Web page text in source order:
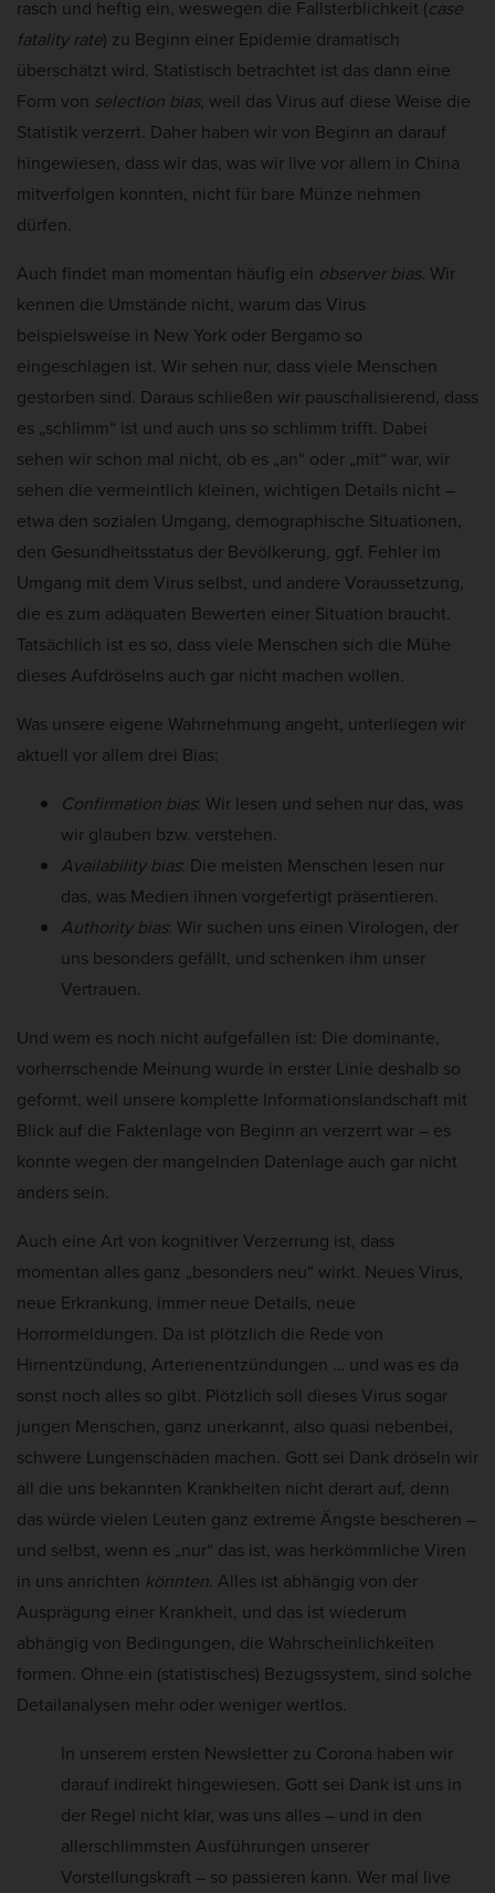
rasch und heftig ein, weswegen die Fallsterblichkeit (case
fatality rate) zu Beginn einer Epidemie dramatisch
überschätzt wird. Statistisch betrachtet ist das dann eine
Form von selection bias, weil das Virus auf diese Weise die
Statistik verzerrt. Daher haben wir von Beginn an darauf
hingewiesen, dass wir das, was wir live vor allem in China
mitverfolgen konnten, nicht für bare Münze nehmen
dürfen.
Auch findet man momentan häufig ein observer bias. Wir
kennen die Umstände nicht, warum das Virus
beispielsweise in New York oder Bergamo so
eingeschlagen ist. Wir sehen nur, dass viele Menschen
gestorben sind. Daraus schließen wir pauschalisierend, dass
es „schlimm“ ist und auch uns so schlimm trifft. Dabei
sehen wir schon mal nicht, ob es „an“ oder „mit“ war, wir
sehen die vermeintlich kleinen, wichtigen Details nicht –
etwa den sozialen Umgang, demographische Situationen,
den Gesundheitsstatus der Bevölkerung, ggf. Fehler im
Umgang mit dem Virus selbst, und andere Voraussetzung,
die es zum adäquaten Bewerten einer Situation braucht.
Tatsächlich ist es so, dass viele Menschen sich die Mühe
dieses Aufdröselns auch gar nicht machen wollen.
Was unsere eigene Wahrnehmung angeht, unterliegen wir
aktuell vor allem drei Bias:
Confirmation bias: Wir lesen und sehen nur das, was
wir glauben bzw. verstehen.
Availability bias: Die meisten Menschen lesen nur
das, was Medien ihnen vorgefertigt präsentieren.
Authority bias: Wir suchen uns einen Virologen, der
uns besonders gefällt, und schenken ihm unser
Vertrauen.
Und wem es noch nicht aufgefallen ist: Die dominante,
vorherrschende Meinung wurde in erster Linie deshalb so
geformt, weil unsere komplette Informationslandschaft mit
Blick auf die Faktenlage von Beginn an verzerrt war – es
konnte wegen der mangelnden Datenlage auch gar nicht
anders sein.
Auch eine Art von kognitiver Verzerrung ist, dass
momentan alles ganz „besonders neu“ wirkt. Neues Virus,
neue Erkrankung, immer neue Details, neue
Horrormeldungen. Da ist plötzlich die Rede von
Hirnentzündung, Arterienentzündungen … und was es da
sonst noch alles so gibt. Plötzlich soll dieses Virus sogar
jungen Menschen, ganz unerkannt, also quasi nebenbei,
schwere Lungenschäden machen. Gott sei Dank dröseln wir
all die uns bekannten Krankheiten nicht derart auf, denn
das würde vielen Leuten ganz extreme Ängste bescheren –
und selbst, wenn es „nur“ das ist, was herkömmliche Viren
in uns anrichten könnten. Alles ist abhängig von der
Ausprägung einer Krankheit, und das ist wiederum
abhängig von Bedingungen, die Wahrscheinlichkeiten
formen. Ohne ein (statistisches) Bezugssystem, sind solche
Detailanalysen mehr oder weniger wertlos.
In unserem ersten Newsletter zu Corona haben wir
darauf indirekt hingewiesen. Gott sei Dank ist uns in
der Regel nicht klar, was uns alles – und in den
allerschlimmsten Ausführungen unserer
Vorstellungskraft – so passieren kann. Wer mal live